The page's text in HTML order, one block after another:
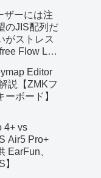
ザーには注
のJIS配列だ
がストレス
Flow Lite
Editor
説【ZMKフ
ーボード】
4+ vs
Air5 Pro+
EarFun、